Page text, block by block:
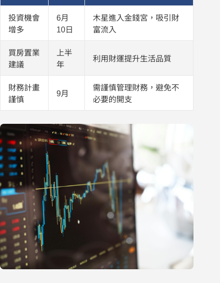
投資機會
增多
6月
10日
木星進入金錢宮，吸引財
富流入
買房置業
建議
上半
年
利用財運提升生活品質
財務計畫
謹慎
9月
需謹慎管理財務，避免不
必要的開支